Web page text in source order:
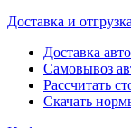
Доставка и
Доставка
Самовывоз
Рассчитать
Скачать